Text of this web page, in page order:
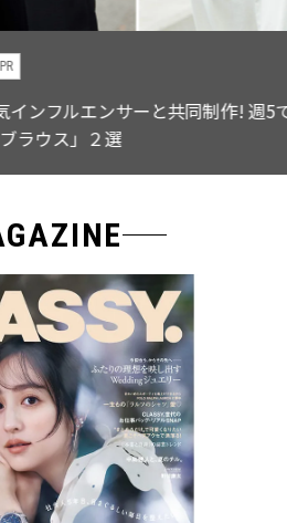
サーと共同制作! 週5で着たく
選